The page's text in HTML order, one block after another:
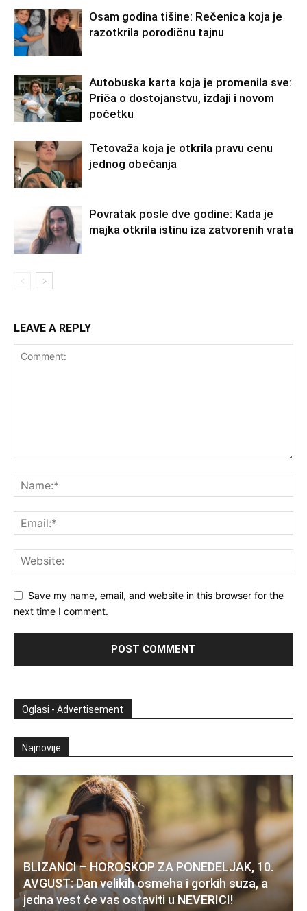
Osam godina tišine: Rečenica koja je
razotkrila porodičnu tajnu
Autobuska karta koja je promenila sve:
Priča o dostojanstvu, izdaji i novom
početku
Tetovaža koja je otkrila pravu cenu
jednog obećanja
Povratak posle dve godine: Kada je
majka otkrila istinu iza zatvorenih vrata
LEAVE A REPLY
Save my name, email, and website in this browser for the
next time I comment.
Oglasi - Advertisement
Najnovije
BLIZANCI – HOROSKOP ZA PONEDELJAK, 10.
AVGUST: Dan velikih osmeha i gorkih suza, a
jedna vest će vas ostaviti u NEVERICI!